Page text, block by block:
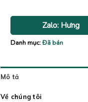
Zalo: Hưng
Danh mục:Đã bán
Mô tả
Về chúng tôi